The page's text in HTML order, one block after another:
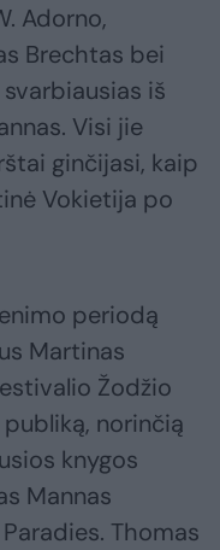
Adorno,
Brechtas bei
iš
Visi jie
ginčijasi, kaip
Vokietija po
periodą
Martinas
Žodžio
norinčią
knygos
Mannas
Thomas